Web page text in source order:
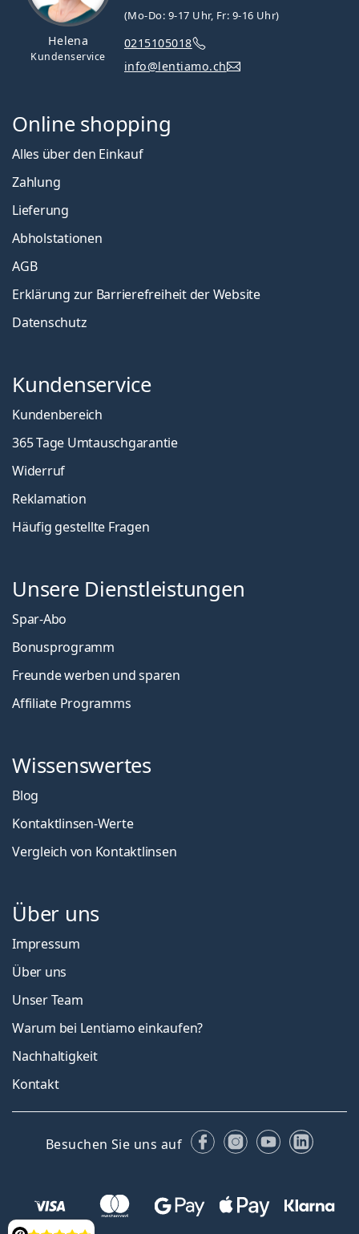
Helena
Kundenservice
(Mo-Do: 9-17 Uhr, Fr: 9-16 Uhr)
0215105018
info@lentiamo.ch
Online shopping
Alles über den Einkauf
Zahlung
Lieferung
Abholstationen
AGB
Erklärung zur Barrierefreiheit der Website
Datenschutz
Kundenservice
Kundenbereich
365 Tage Umtauschgarantie
Widerruf
Reklamation
Häufig gestellte Fragen
Unsere Dienstleistungen
Spar-Abo
Bonusprogramm
Freunde werben und sparen
Affiliate Programms
Wissenswertes
Blog
Kontaktlinsen-Werte
Vergleich von Kontaktlinsen
Über uns
Impressum
Über uns
Unser Team
Warum bei Lentiamo einkaufen?
Nachhaltigkeit
Kontakt
Besuchen Sie uns auf FacebookInstagram
YouTube